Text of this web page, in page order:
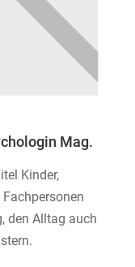
Mag.
Kinder,
den Alltag auch